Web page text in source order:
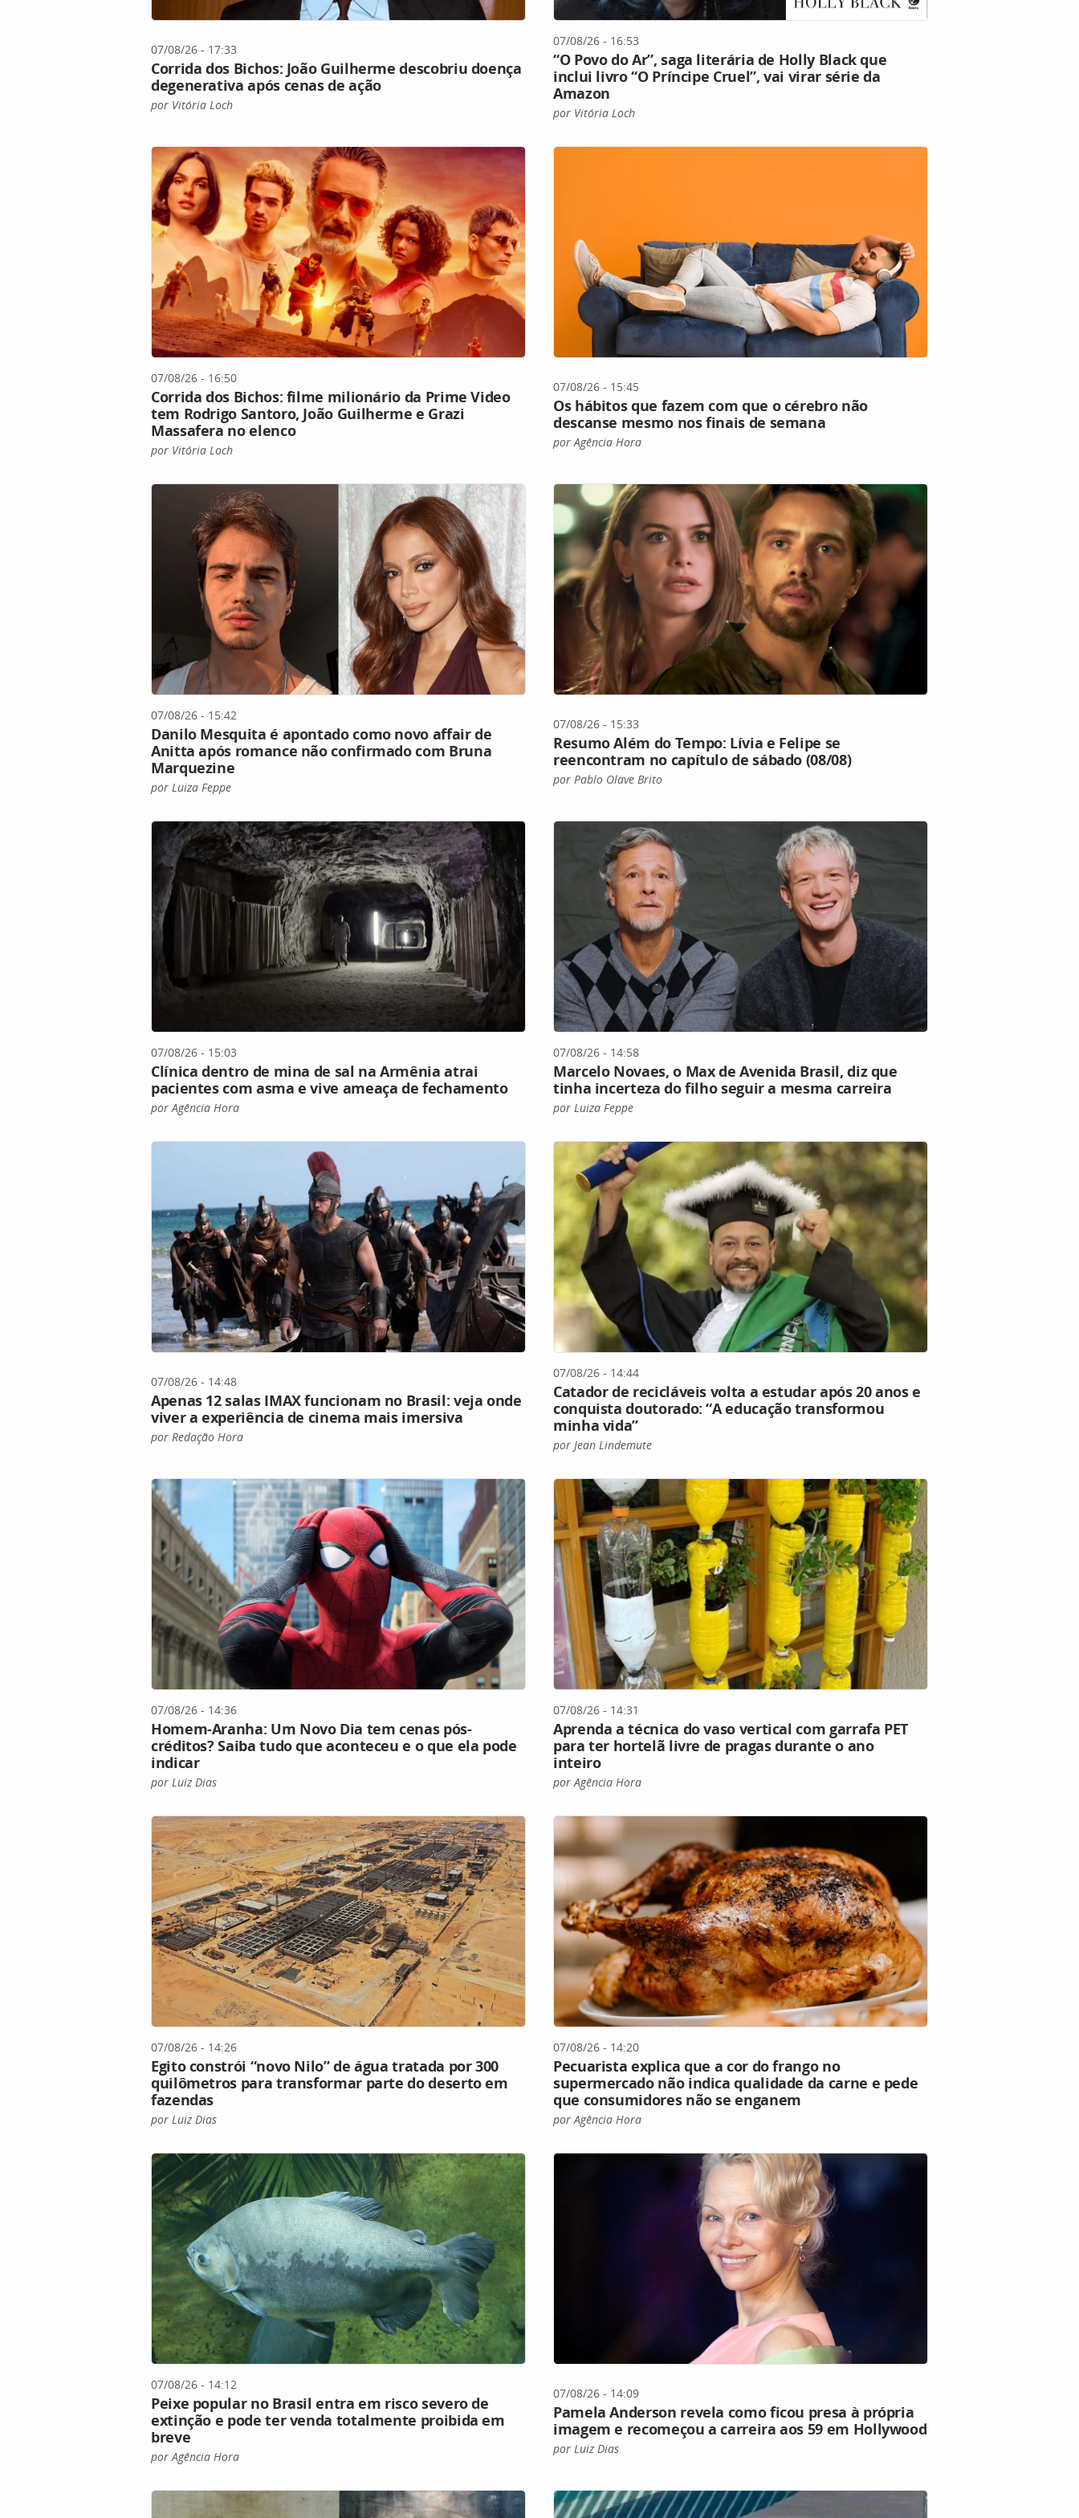
07/08/26 - 17:33
Corrida dos Bichos: João Guilherme descobriu doença
degenerativa após cenas de ação
por Vitória Loch
07/08/26 - 16:53
“O Povo do Ar”, saga literária de Holly Black que
inclui livro “O Príncipe Cruel”, vai virar série da
Amazon
por Vitória Loch
07/08/26 - 16:50
Corrida dos Bichos: filme milionário da Prime Video
tem Rodrigo Santoro, João Guilherme e Grazi
Massafera no elenco
por Vitória Loch
07/08/26 - 15:45
Os hábitos que fazem com que o cérebro não
descanse mesmo nos finais de semana
por Agência Hora
07/08/26 - 15:42
Danilo Mesquita é apontado como novo affair de
Anitta após romance não confirmado com Bruna
Marquezine
por Luiza Feppe
07/08/26 - 15:33
Resumo Além do Tempo: Lívia e Felipe se
reencontram no capítulo de sábado (08/08)
por Pablo Olave Brito
07/08/26 - 15:03
Clínica dentro de mina de sal na Armênia atrai
pacientes com asma e vive ameaça de fechamento
por Agência Hora
07/08/26 - 14:58
Marcelo Novaes, o Max de Avenida Brasil, diz que
tinha incerteza do filho seguir a mesma carreira
por Luiza Feppe
07/08/26 - 14:48
Apenas 12 salas IMAX funcionam no Brasil: veja onde
viver a experiência de cinema mais imersiva
por Redação Hora
07/08/26 - 14:44
Catador de recicláveis volta a estudar após 20 anos e
conquista doutorado: “A educação transformou
minha vida”
por Jean Lindemute
07/08/26 - 14:36
Homem-Aranha: Um Novo Dia tem cenas pós-
créditos? Saiba tudo que aconteceu e o que ela pode
indicar
por Luiz Dias
07/08/26 - 14:31
Aprenda a técnica do vaso vertical com garrafa PET
para ter hortelã livre de pragas durante o ano
inteiro
por Agência Hora
07/08/26 - 14:26
Egito constrói “novo Nilo” de água tratada por 300
quilômetros para transformar parte do deserto em
fazendas
por Luiz Dias
07/08/26 - 14:20
Pecuarista explica que a cor do frango no
supermercado não indica qualidade da carne e pede
que consumidores não se enganem
por Agência Hora
07/08/26 - 14:12
Peixe popular no Brasil entra em risco severo de
extinção e pode ter venda totalmente proibida em
breve
por Agência Hora
07/08/26 - 14:09
Pamela Anderson revela como ficou presa à própria
imagem e recomeçou a carreira aos 59 em Hollywood
por Luiz Dias